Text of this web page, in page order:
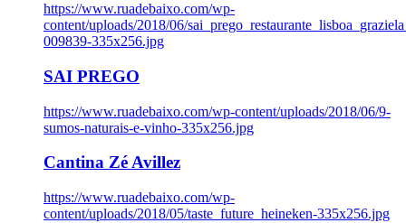
https://www.ruadebaixo.com/wp-
content/uploads/2018/06/
009839-335x256.jpg
SAI PREGO
https://www.ruadebaixo.com/wp-content/uploads/2018/06/9-
sumos-naturais-e-vinho-335x256.jpg
Cantina Zé Avillez
https://www.ruadebaixo.com/wp-
content/uploads/2018/05/taste_future_heineken-335x256.jpg